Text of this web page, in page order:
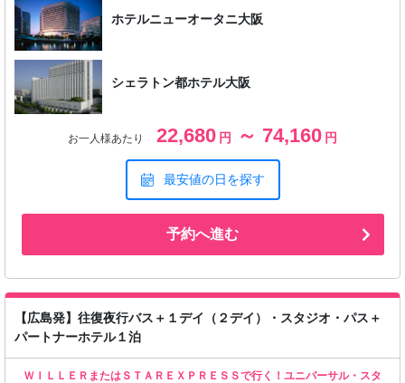
ホテルニューオータニ大阪
シェラトン都ホテル大阪
お一人様あたり 22,680 円 ～ 74,160 円
最安値の日を探す
予約へ進む
【広島発】往復夜行バス＋１デイ（２デイ）・スタジオ・パス＋
パートナーホテル１泊
ＷＩＬＬＥＲまたはＳＴＡＲＥＸＰＲＥＳＳで行く！ユニバーサル・スタ